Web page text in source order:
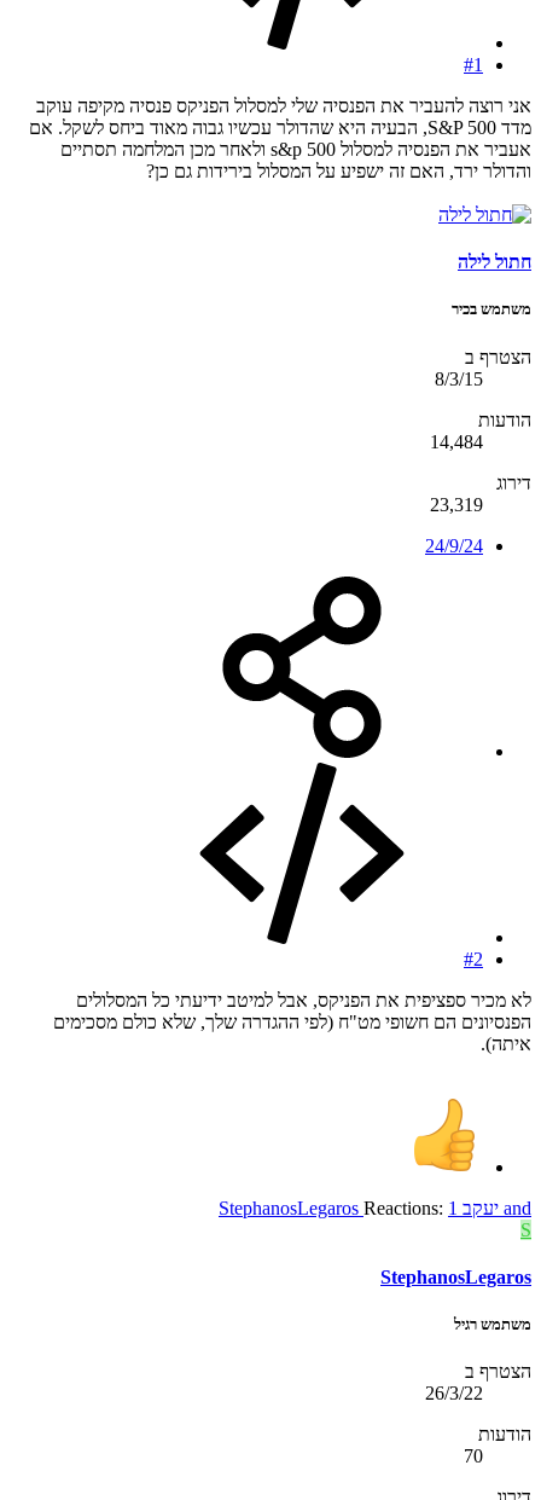
#1
אני רוצה להעביר את הפנסיה שלי למסלול הפניקס פנסיה מקיפה עוקב
מדד S&P 500, הבעיה היא שהדולר עכשיו גבוה מאוד ביחס לשקל. אם
אעביר את הפנסיה למסלול s&p 500 ולאחר מכן המלחמה תסתיים
והדולר ירד, האם זה ישפיע על המסלול בירידות גם כן?
חתול לילה
משתמש בכיר
הצטרף ב
8/3/15
הודעות
14,484
דירוג
23,319
24/9/24
#2
לא מכיר ספציפית את הפניקס, אבל למיטב ידיעתי כל המסלולים
הפנסיונים הם חשופי מט"ח (לפי ההגדרה שלך, שלא כולם מסכימים
איתה).
Reactions: יעקב 1 and
StephanosLegaros
S
StephanosLegaros
משתמש רגיל
הצטרף ב
26/3/22
הודעות
70